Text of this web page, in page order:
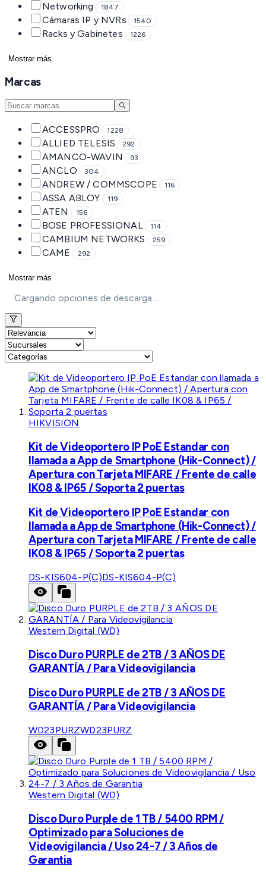
Networking 1847
Cámaras IP y NVRs 1540
Racks y Gabinetes 1226
Mostrar más
Marcas
ACCESSPRO 1228
ALLIED TELESIS 292
AMANCO-WAVIN 93
ANCLO 304
ANDREW / COMMSCOPE 116
ASSA ABLOY 119
ATEN 156
BOSE PROFESSIONAL 114
CAMBIUM NETWORKS 259
CAME 292
Mostrar más
Cargando opciones de descarga...
HIKVISION
Kit de Videoportero IP PoE Estandar con
llamada a App de Smartphone (Hik-Connect) /
Apertura con Tarjeta MIFARE / Frente de calle
IK08 & IP65 / Soporta 2 puertas
Kit de Videoportero IP PoE Estandar con
llamada a App de Smartphone (Hik-Connect) /
Apertura con Tarjeta MIFARE / Frente de calle
IK08 & IP65 / Soporta 2 puertas
DS-KIS604-P(C)DS-KIS604-P(C)
Western Digital (WD)
Disco Duro PURPLE de 2TB / 3 AÑOS DE
GARANTÍA / Para Videovigilancia
Disco Duro PURPLE de 2TB / 3 AÑOS DE
GARANTÍA / Para Videovigilancia
WD23PURZWD23PURZ
Western Digital (WD)
Disco Duro Purple de 1 TB / 5400 RPM /
Optimizado para Soluciones de
Videovigilancia / Uso 24-7 / 3 Años de
Garantia